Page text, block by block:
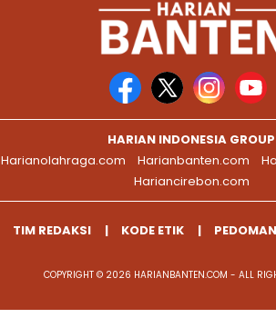
HARIAN INDONESIA GROUP
Harianolahraga.com Harianbanten.com
Hariancirebon.com
TIM REDAKSI KODE ETIK
COPYRIGHT © 2026 HARIANBANTEN.COM - ALL